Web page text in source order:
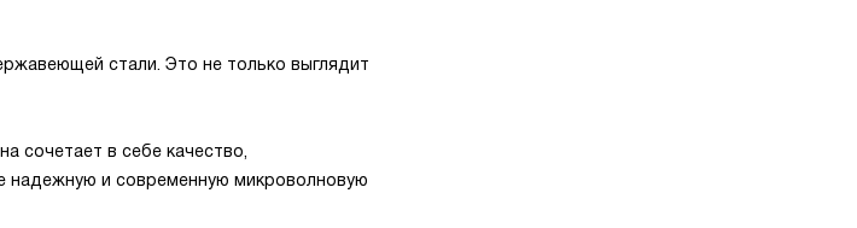
стали. Это не только выглядит
сочетает в себе качество,
надежную и современную микроволновую